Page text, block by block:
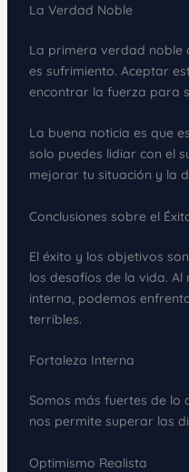
La Verdad Noble
La primera verdad noble
es sufrimiento. Aceptar
encontrar la fuerza para
La buena noticia es que
solo puedes lidiar con el
mejorar tu situación y la
Conclusiones sobre el
El éxito y los objetivos
los desafíos de la vida.
interna, podemos
terribles.
Fortaleza Interna
Somos más fuertes de lo
nos permite superar las
Optimismo Realista